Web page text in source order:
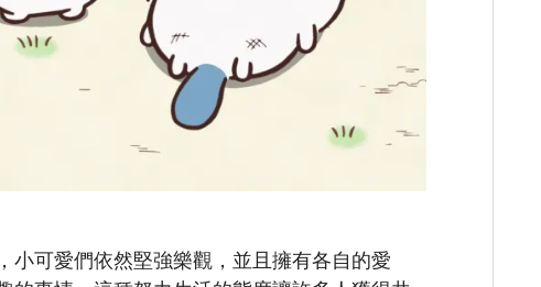
小可愛們依然堅強樂觀，並且擁有各自的愛